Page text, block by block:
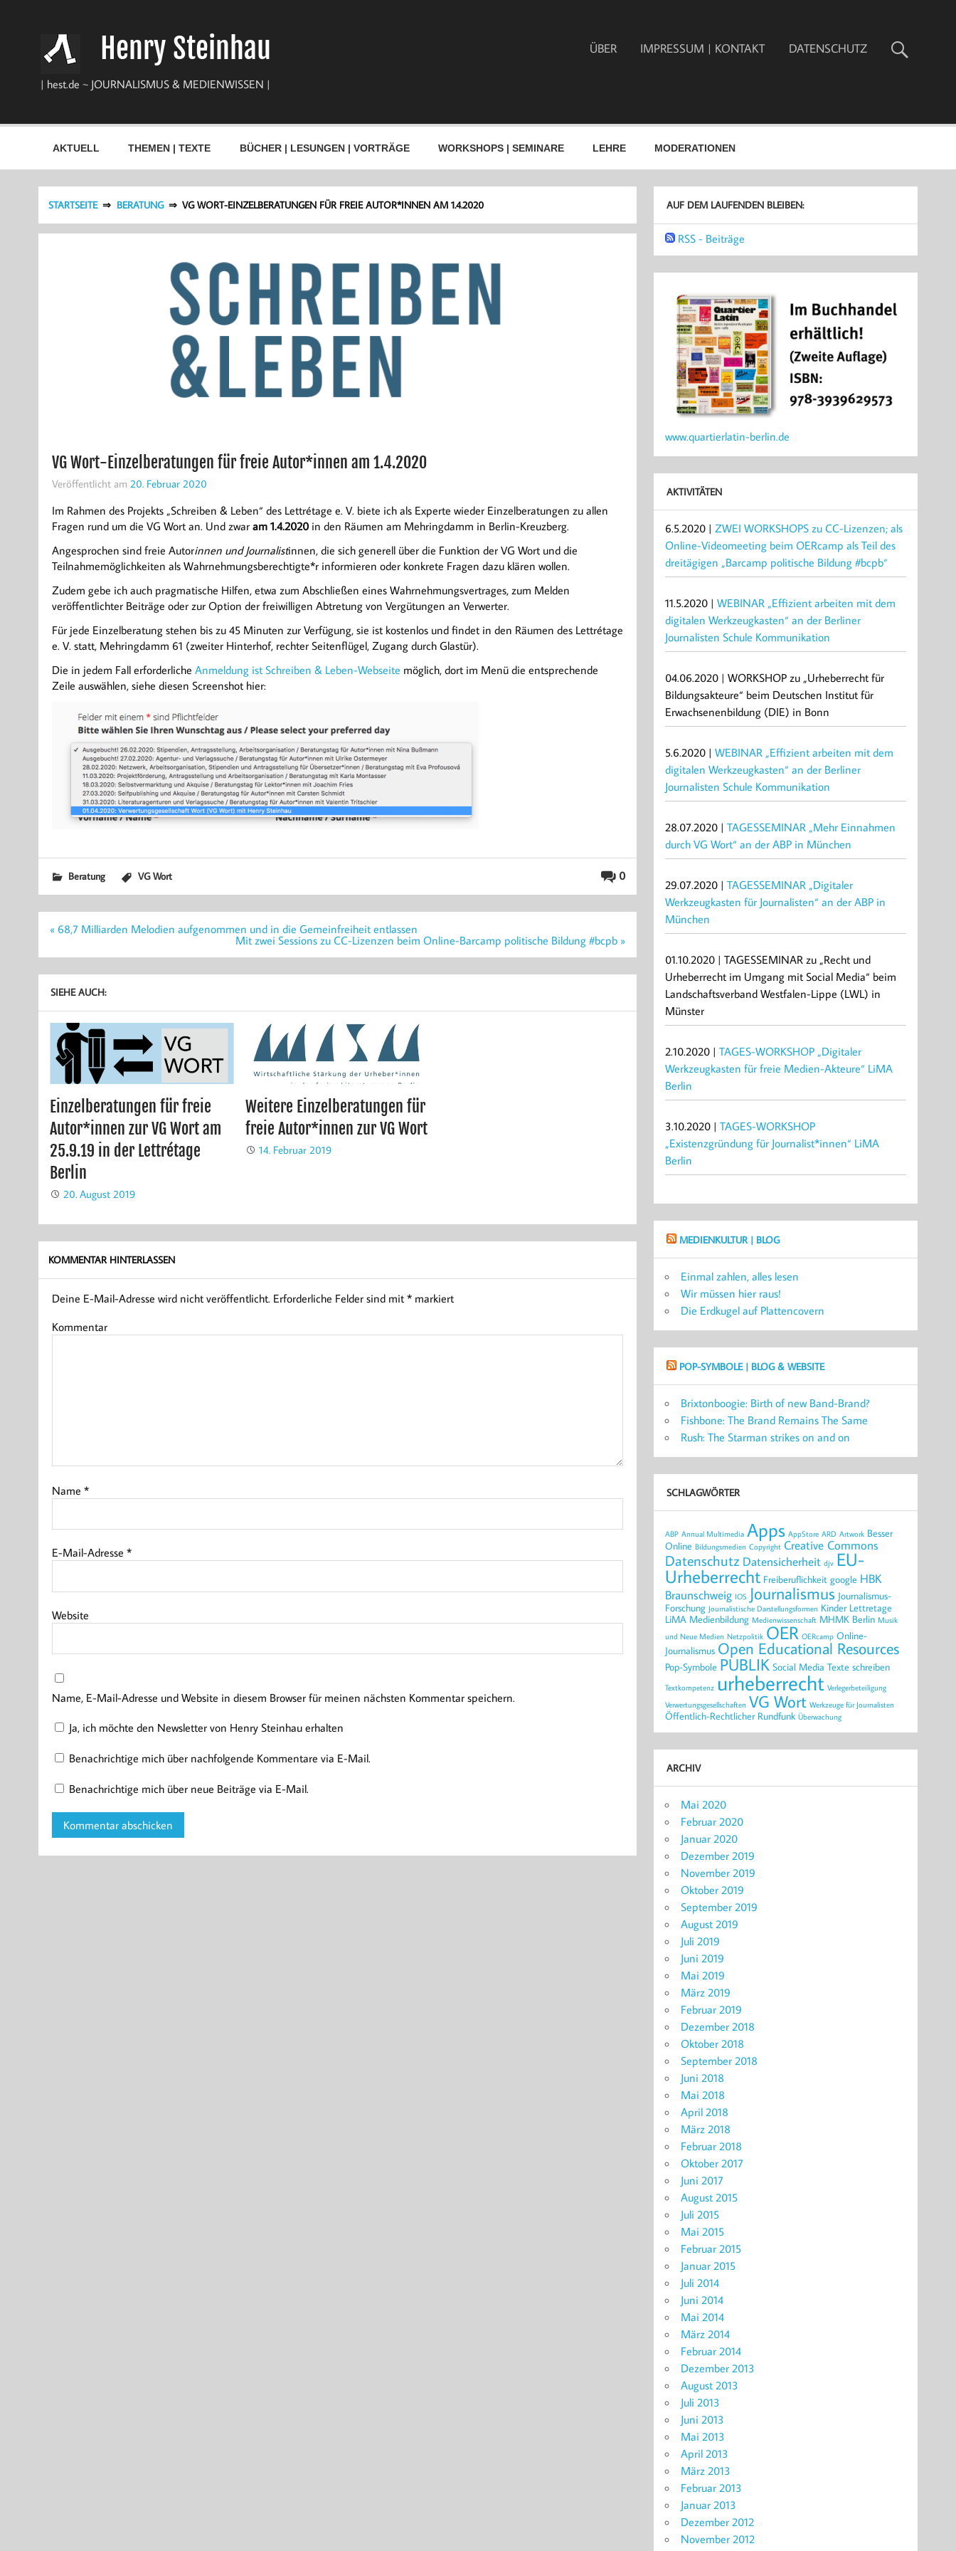
Henry Steinhau
| hest.de ~ JOURNALISMUS & MEDIENWISSEN |
ÜBER IMPRESSUM | KONTAKT DATENSCHUTZ
AKTUELL THEMEN | TEXTE BÜCHER | LESUNGEN | VORTRÄGE WORKSHOPS | SEMINARE LEHRE MODERATIONEN
STARTSEITE BERATUNG VG WORT-EINZELBERATUNGEN FÜR FREIE AUTOR*INNEN AM 1.4.2020
VG Wort-Einzelberatungen für freie Autor*innen am 1.4.2020
Veröffentlicht am 20. Februar 2020
Im Rahmen des Projekts „Schreiben & Leben“ des Lettrétage e. V. biete ich als Experte wieder Einzelberatungen zu allen
Fragen rund um die VG Wort an. Und zwar am 1.4.2020in den Räumen am Mehringdamm in Berlin-Kreuzberg.
Angesprochen sind freie Autorinnen und Journalistinnen, die sich generell über die Funktion der VG Wort und die
Teilnahmemöglichkeiten als Wahrnehmungsberechtigte*r informieren oder konkrete Fragen dazu klären wollen.
Zudem gebe ich auch pragmatische Hilfen, etwa zum Abschließen eines Wahrnehmungsvertrages, zum Melden
veröffentlichter Beiträge oder zur Option der freiwilligen Abtretung von Vergütungen an Verwerter.
Für jede Einzelberatung stehen bis zu 45 Minuten zur Verfügung, sie ist kostenlos und findet in den Räumen des Lettrétage
e. V. statt, Mehringdamm 61 (zweiter Hinterhof, rechter Seitenflügel, Zugang durch Glastür).
Die in jedem Fall erforderliche Anmeldung ist Schreiben & Leben-Webseite möglich, dort im Menü die entsprechende
Zeile auswählen, siehe diesen Screenshot hier:
0
Beratung VG Wort
Beitragsnavigation
« 68,7 Milliarden Melodien aufgenommen und in die Gemeinfreiheit entlassen
Mit zwei Sessions zu CC-Lizenzen beim Online-Barcamp politische Bildung #bcpb »
SIEHE AUCH:
Einzelberatungen für freie
Autor*innen zur VG Wort am
25.9.19 in der Lettrétage
Berlin
20. August 2019
Weitere Einzelberatungen für
freie Autor*innen zur VG Wort
14. Februar 2019
KOMMENTAR HINTERLASSEN
Deine E-Mail-Adresse wird nicht veröffentlicht. Erforderliche Felder sind mit *markiert
Kommentar
Name *
E-Mail-Adresse *
Website
Name, E-Mail-Adresse und Website in diesem Browser für meinen nächsten Kommentar speichern.
Ja, ich möchte den Newsletter von Henry Steinhau erhalten
Benachrichtige mich über nachfolgende Kommentare via E-Mail.
Benachrichtige mich über neue Beiträge via E-Mail.
AUF DEM LAUFENDEN BLEIBEN:
RSS - Beiträge
www.quartierlatin-berlin.de
AKTIVITÄTEN
6.5.2020 |ZWEI WORKSHOPS zu CC-Lizenzen; als
Online-Videomeeting beim OERcamp als Teil des
dreitägigen „Barcamp politische Bildung #bcpb“
11.5.2020 |WEBINAR „Effizient arbeiten mit dem
digitalen Werkzeugkasten“ an der Berliner
Journalisten Schule Kommunikation
04.06.2020 | WORKSHOP zu „Urheberrecht für
Bildungsakteure“ beim Deutschen Institut für
Erwachsenenbildung (DIE) in Bonn
5.6.2020 |WEBINAR „Effizient arbeiten mit dem
digitalen Werkzeugkasten“ an der Berliner
Journalisten Schule Kommunikation
28.07.2020 |TAGESSEMINAR „Mehr Einnahmen
durch VG Wort“ an der ABP in München
29.07.2020 |TAGESSEMINAR „Digitaler
Werkzeugkasten für Journalisten“ an der ABP in
München
01.10.2020 | TAGESSEMINAR zu „Recht und
Urheberrecht im Umgang mit Social Media“ beim
Landschaftsverband Westfalen-Lippe (LWL) in
Münster
2.10.2020 |TAGES-WORKSHOP „Digitaler
Werkzeugkasten für freie Medien-Akteure“ LiMA
Berlin
3.10.2020 |TAGES-WORKSHOP
„Existenzgründung für Journalist*innen“ LiMA
Berlin
MEDIENKULTUR | BLOG
Einmal zahlen, alles lesen
Wir müssen hier raus!
Die Erdkugel auf Plattencovern
POP-SYMBOLE | BLOG & WEBSITE
Brixtonboogie: Birth of new Band-Brand?
Fishbone: The Brand Remains The Same
Rush: The Starman strikes on and on
SCHLAGWÖRTER
ABP Annual Multimedia Apps AppStore ARD Artwork Besser
Online Bildungsmedien Copyright Creative Commons
Datenschutz Datensicherheit djv EU-
Urheberrecht Freiberuflichkeit google HBK
Braunschweig IOS Journalismus Journalismus-
Forschung Journalistische Darstellungsformen Kinder Lettretage
LiMA Medienbildung Medienwissenschaft MHMK Berlin Musik
und Neue Medien Netzpolitik OER OERcamp Online-
Journalismus Open Educational Resources
Pop-Symbole PUBLIK Social Media Texte schreiben
Textkompetenz urheberrecht Verlegerbeteiligung
Verwertungsgesellschaften VG Wort Werkzeuge für Journalisten
Öffentlich-Rechtlicher Rundfunk Überwachung
ARCHIV
Mai 2020
Februar 2020
Januar 2020
Dezember 2019
November 2019
Oktober 2019
September 2019
August 2019
Juli 2019
Juni 2019
Mai 2019
März 2019
Februar 2019
Dezember 2018
Oktober 2018
September 2018
Juni 2018
Mai 2018
April 2018
März 2018
Februar 2018
Oktober 2017
Juni 2017
August 2015
Juli 2015
Mai 2015
Februar 2015
Januar 2015
Juli 2014
Juni 2014
Mai 2014
März 2014
Februar 2014
Dezember 2013
August 2013
Juli 2013
Juni 2013
Mai 2013
April 2013
März 2013
Februar 2013
Januar 2013
Dezember 2012
November 2012